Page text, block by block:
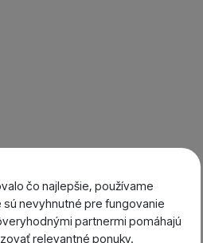
čo najlepšie, používame
nevyhnutné pre fungovanie
partnermi pomáhajú
relevantné ponuky.